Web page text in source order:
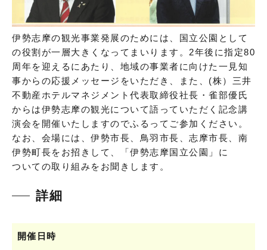
伊勢志摩の観光事業発展のためには、国立公園として
の役割が一層大きくなってまいります。2年後に指定80
周年を迎えるにあたり、地域の事業者に向けた一見知
事からの応援メッセージをいただき、また、(株）三井
不動産ホテルマネジメント代表取締役社長・雀部優氏
からは伊勢志摩の観光について語っていただく記念講
演会を開催いたしますのでふるってご参加ください。
なお、会場には、伊勢市長、鳥羽市長、志摩市長、南
伊勢町長をお招きして、「伊勢志摩国立公園」に
ついての取り組みをお聞きします。
詳細
開催日時